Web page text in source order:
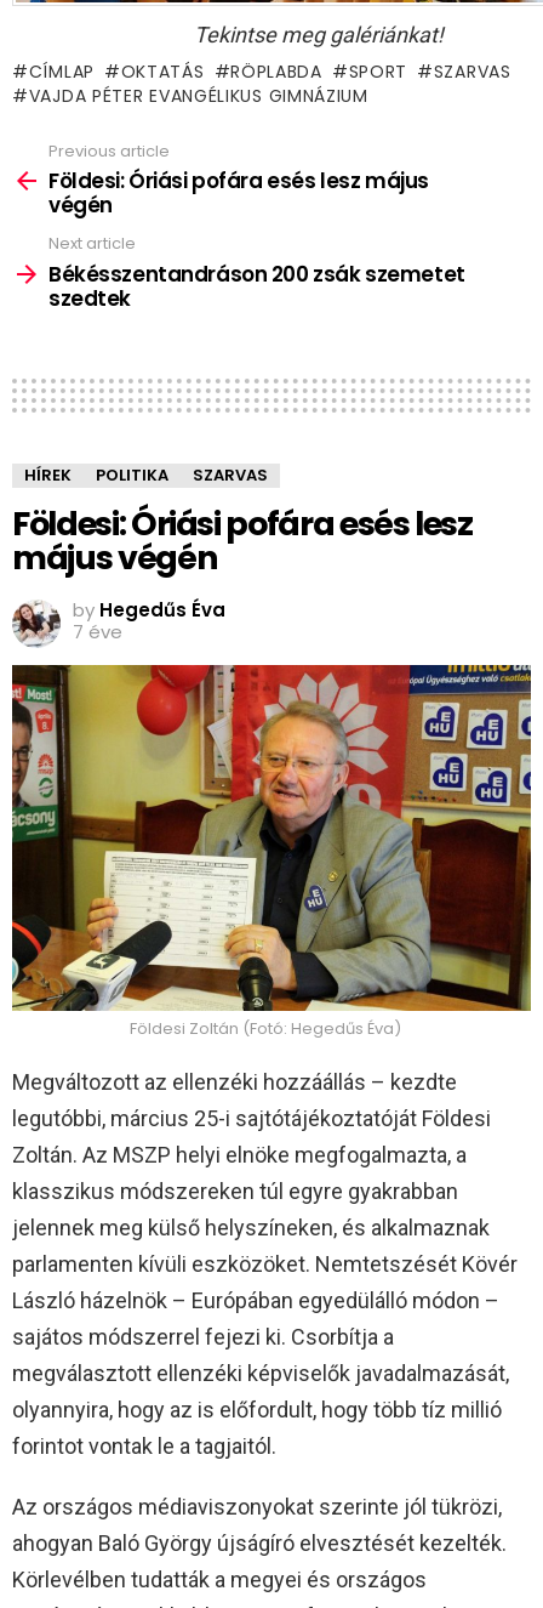
Tekintse meg galériánkat!
CÍMLAP OKTATÁS RÖPLABDA SPORT
SZARVAS
VAJDA PÉTER EVANGÉLIKUS GIMNÁZIUM
more
Previous article
Földesi: Óriási pofára esés lesz május
végén
Next article
Békésszentandráson 200 zsák szemetet
szedtek
HÍREK POLITIKA SZARVAS
Földesi: Óriási pofára esés lesz
május végén
by Hegedűs Éva
7 éve
Földesi Zoltán (Fotó: Hegedűs Éva)
Megváltozott az ellenzéki hozzáállás – kezdte
legutóbbi, március 25-i sajtótájékoztatóját Földesi
Zoltán. Az MSZP helyi elnöke megfogalmazta, a
klasszikus módszereken túl egyre gyakrabban
jelennek meg külső helyszíneken, és alkalmaznak
parlamenten kívüli eszközöket. Nemtetszését Kövér
László házelnök – Európában egyedülálló módon –
sajátos módszerrel fejezi ki. Csorbítja a
megválasztott ellenzéki képviselők javadalmazását,
olyannyira, hogy az is előfordult, hogy több tíz millió
forintot vontak le a tagjaitól.
Az országos médiaviszonyokat szerinte jól tükrözi,
ahogyan Baló György újságíró elvesztését kezelték.
Körlevélben tudatták a megyei és országos